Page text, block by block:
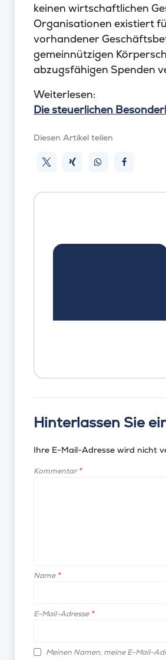
keinen wirtschaftlichen
Organisationen existiert
vorhandener
gemeinnützigen
abzugsfähigen Spenden
Weiterlesen:
Die steuerlichen
Diesen Artikel teilen
Hinterlassen Sie
Ihre E-Mail-Adresse wird nicht
Kommentar*
Name *
E-Mail-Adresse *
Meinen Namen, meine E-Mail-